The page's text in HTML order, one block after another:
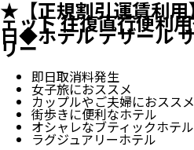
★【正規割引運賃利
ェット 往復直行便利
日◆ホテル デザール
リー
即日取消料発生
女子旅におススメ
カップルやご夫婦におススメ
街歩きに便利なホテル
オシャレなブティックホテル
ラグジュアリーホテル